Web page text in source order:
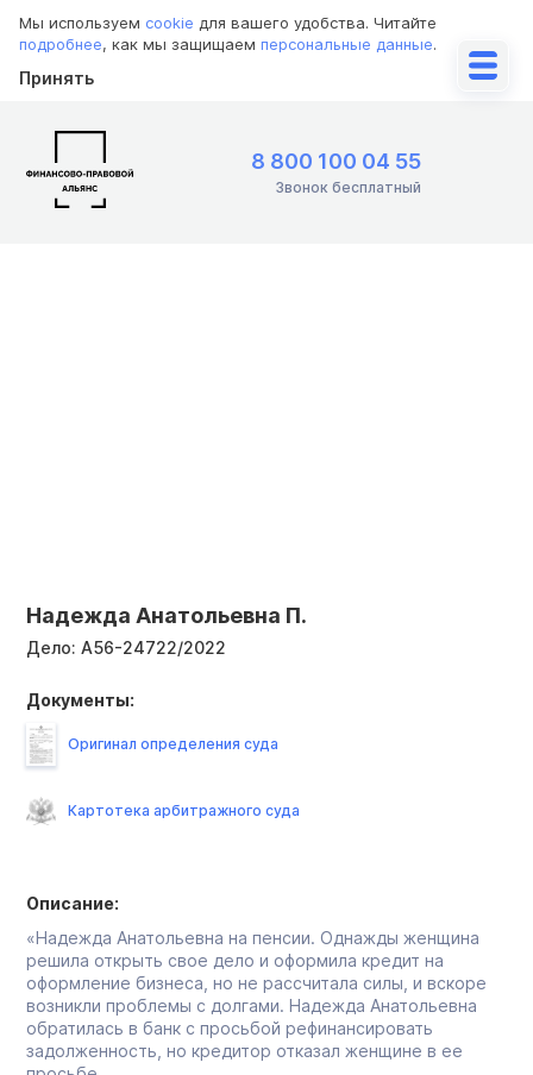
Мы используем cookie для вашего удобства. Читайте
подробнее, как мы защищаем персональные данные.
Принять
8 800 100 04 55
Звонок бесплатный
Надежда Анатольевна П.
Дело: А56-24722/2022
Описание:
«Надежда Анатольевна на пенсии. Однажды женщина
решила открыть свое дело и оформила кредит на
оформление бизнеса, но не рассчитала силы, и вскоре
возникли проблемы с долгами. Надежда Анатольевна
обратилась в банк с просьбой рефинансировать
задолженность, но кредитор отказал женщине в ее
Документы:
Оригинал определения суда
Картотека арбитражного суда